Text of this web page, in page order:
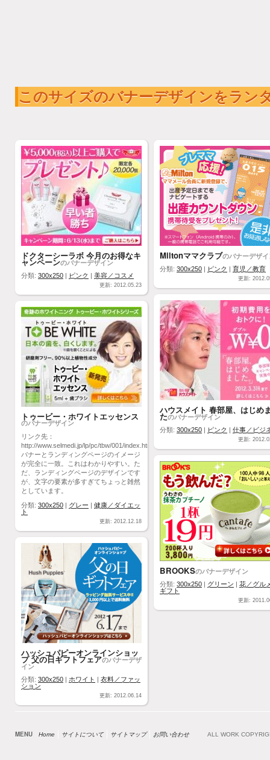
このサイズのバナーデザインをラン
ドクターシーラボ 今月のお得なキ
ャンペーンのバナーデザイン
分類: 300x250 ピンク 美容／コスメ
更新: 2012.05.23
Miltonママクラブのバナーデザ
分類: 300x250 ピンク 育児／教育
更新:
ハウスメイト 春部屋、はじめ
たのバナーデザイン
分類: 300x250 ピンク 仕事／ビジ
更新:
トゥービー・ホワイトエッセンス
のバナーデザイン
リンク先：
http://www.selmedi.jp/lp/pc/tbw/001/index.html
バナーとランディングページのイメージ
が完全に一致。これはわかりやすい。た
だ、ランディングページのデザインです
が、文字の要素が多すぎてちょっと雑然
としています。
分類: 300x250 グレー
健康／ダイエッ
ト
更新: 2012.12.18
BROOKSのバナーデザイン
分類: 300x250 グリーン
花／グル
ギフト
更新:
ハッシュパピーオンラインショッ
プ 父の日ギフトフェアのバナーデザ
イン
分類: 300x250 ホワイト
衣料／ファッ
ション
更新: 2012.06.14
MENU Home サイトについて サイトマップ お問い合わせ ALL WORK